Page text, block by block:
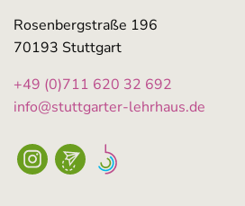
Rosenbergstraße 196
70193 Stuttgart
+49 (0)711 620 32 692
info@stuttgarter-lehrhaus.de